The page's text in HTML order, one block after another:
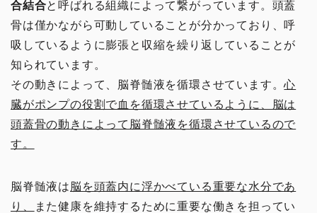
合結合と呼ばれる組織によって繋がっています。頭蓋
骨は僅かながら可動していることが分かっており、呼
吸しているように膨張と収縮を繰り返していることが
知られています。
その動きによって、脳脊髄液を循環させています。心
臓がポンプの役割で血を循環させているように、脳は
頭蓋骨の動きによって脳脊髄液を循環させているので
す。
脳脊髄液は 脳を頭蓋内に浮かべている重要な水分であ
り、
また健康を維持するために重要な働きを担ってい